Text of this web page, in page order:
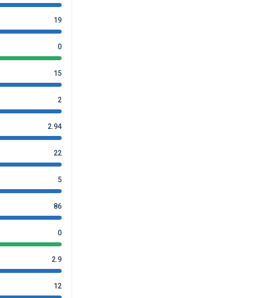
19
0
15
2
2.94
22
5
86
0
2.9
12